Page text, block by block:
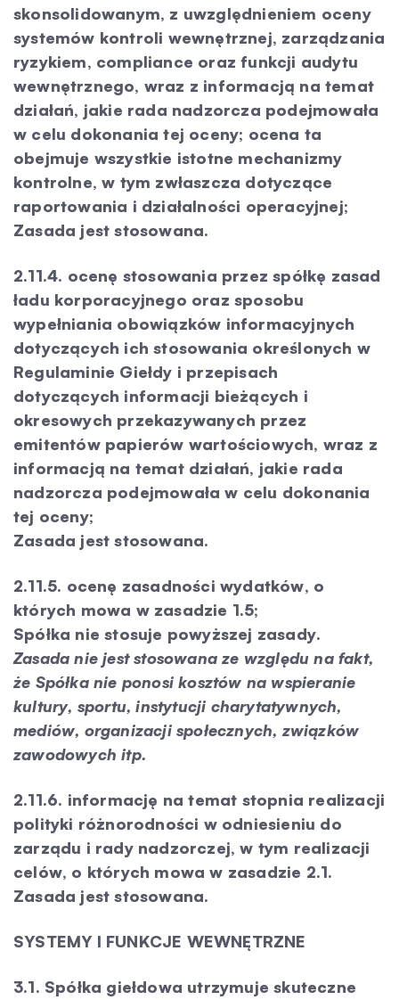
skonsolidowanym, z uwzględnieniem oceny
systemów kontroli wewnętrznej, zarządzania
ryzykiem, compliance oraz funkcji audytu
wewnętrznego, wraz z informacją na temat
działań, jakie rada nadzorcza podejmowała
w celu dokonania tej oceny; ocena ta
obejmuje wszystkie istotne mechanizmy
kontrolne, w tym zwłaszcza dotyczące
raportowania i działalności operacyjnej;
Zasada jest stosowana.
2.11.4. ocenę stosowania przez spółkę zasad
ładu korporacyjnego oraz sposobu
wypełniania obowiązków informacyjnych
dotyczących ich stosowania określonych w
Regulaminie Giełdy i przepisach
dotyczących informacji bieżących i
okresowych przekazywanych przez
emitentów papierów wartościowych, wraz z
informacją na temat działań, jakie rada
nadzorcza podejmowała w celu dokonania
tej oceny;
Zasada jest stosowana.
2.11.5. ocenę zasadności wydatków, o
których mowa w zasadzie 1.5;
Spółka nie stosuje powyższej zasady.
Zasada nie jest stosowana ze względu na fakt,
że Spółka nie ponosi kosztów na wspieranie
kultury, sportu, instytucji charytatywnych,
mediów, organizacji społecznych, związków
zawodowych itp.
2.11.6. informację na temat stopnia realizacji
polityki różnorodności w odniesieniu do
zarządu i rady nadzorczej, w tym realizacji
celów, o których mowa w zasadzie 2.1.
Zasada jest stosowana.
SYSTEMY I FUNKCJE WEWNĘTRZNE
3.1. Spółka giełdowa utrzymuje skuteczne